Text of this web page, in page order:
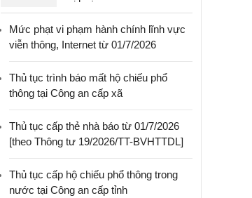
Mức phạt vi phạm hành chính lĩnh vực
viễn thông, Internet từ 01/7/2026
Thủ tục trình báo mất hộ chiếu phổ
thông tại Công an cấp xã
Thủ tục cấp thẻ nhà báo từ 01/7/2026
[theo Thông tư 19/2026/TT-BVHTTDL]
Thủ tục cấp hộ chiếu phổ thông trong
nước tại Công an cấp tỉnh